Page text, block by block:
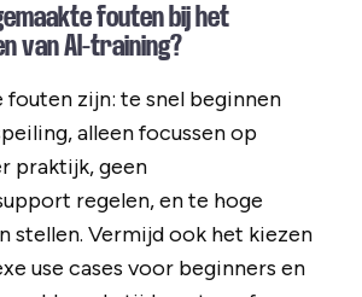
fouten bij het
van AI-training?
fouten zijn: te snel beginnen
alleen focussen op
praktijk, geen
regelen, en te hoge
stellen. Vermijd ook het kiezen
use cases voor beginners en